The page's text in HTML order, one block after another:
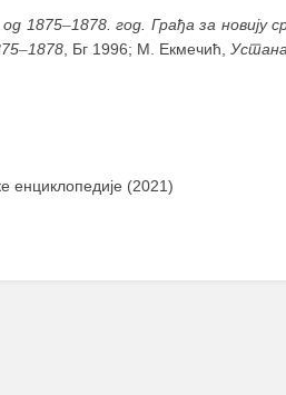
1875–1878. год. Грађа за новију
–1878 , Бг 1996; М. Екмечић,
енциклопедије (2021)